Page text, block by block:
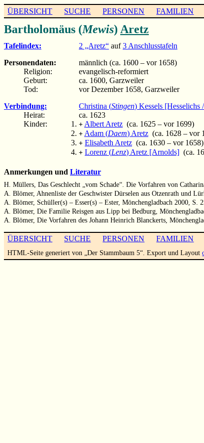
ÜBERSICHT SUCHE PERSONEN FAMILIEN
Bartholomäus (Mewis) Aretz
Tafelindex: 2 „Aretz“ auf3 Anschlusstafeln
Personendaten:
männlich (ca. 1600 – vor 1658)
Religion:
evangelisch-reformiert
Geburt:
ca. 1600, Garzweiler
Tod:
vor Dezember 1658, Garzweiler
Verbindung:
Christina (Stingen) Kessels [Hesselichs
Heirat:
ca. 1623
Kinder:
+ Albert Aretz (ca. 1625 – vor 1699)
+ Adam (Daem) Aretz (ca. 1628 – vor
+ Elisabeth Aretz (ca. 1630 – vor 1658)
+ Lorenz (Lenz) Aretz [Arnolds] (ca.
Anmerkungen und Literatur
H. Müllers, Das Geschlecht „vom Schade“. Die Vorfahren von
A. Blömer, Ahnenliste der Geschwister Dürselen aus Otzenrath und
A. Blömer, Schüller(s) – Esser(s) – Ester, Mönchengladbach 2000, S.
A. Blömer, Die Familie Reisgen aus Lipp bei Bedburg,
A. Blömer, Die Vorfahren des Johann Heinrich Blanckerts,
ÜBERSICHT SUCHE PERSONEN FAMILIEN
HTML-Seite generiert von „Der Stammbaum 5“. Export und Layout